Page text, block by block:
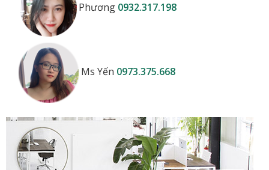
Phương 0932.317.198
Ms Yến 0973.375.668